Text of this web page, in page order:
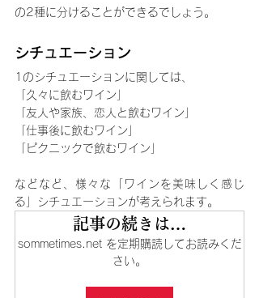
の2種に分けることができるでしょう。
シチュエーション
1のシチュエーションに関しては、
「久々に飲むワイン」
「友人や家族、恋人と飲むワイン」
「仕事後に飲むワイン」
「ピクニックで飲むワイン」
などなど、様々な「ワインを美味しく感じ
る」シチュエーションが考えられます。
記事の続きは…
sommetimes.net を定期購読してお読みくだ
さい。